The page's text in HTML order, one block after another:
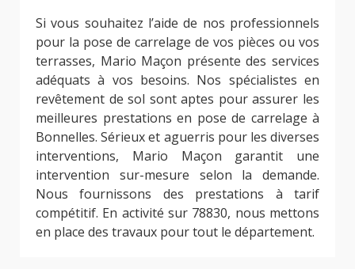
Si vous souhaitez l’aide de nos professionnels
pour la pose de carrelage de vos pièces ou vos
terrasses, Mario Maçon présente des services
adéquats à vos besoins. Nos spécialistes en
revêtement de sol sont aptes pour assurer les
meilleures prestations en pose de carrelage à
Bonnelles. Sérieux et aguerris pour les diverses
interventions, Mario Maçon garantit une
intervention sur-mesure selon la demande.
Nous fournissons des prestations à tarif
compétitif. En activité sur 78830, nous mettons
en place des travaux pour tout le département.